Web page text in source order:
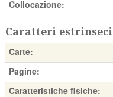
Collocazione:
Caratteri estrinseci
Carte:
Pagine:
Caratteristiche fisiche: